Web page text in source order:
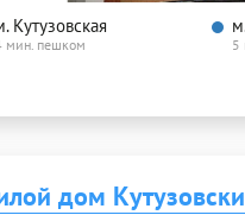
Кутузовская
мин. пешком 5
дом